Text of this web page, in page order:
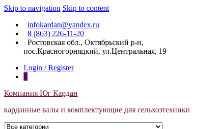
Skip to navigation Skip to content
infokardan@yandex.ru
8 (863) 226-11-20
Ростовская обл., Октябрьский р-н,
пос.Красногорняцкий, ул.Центральная, 19
Login / Register
0
Компания Юг Кардан
карданные валы и комплектующие для сельхозтехники